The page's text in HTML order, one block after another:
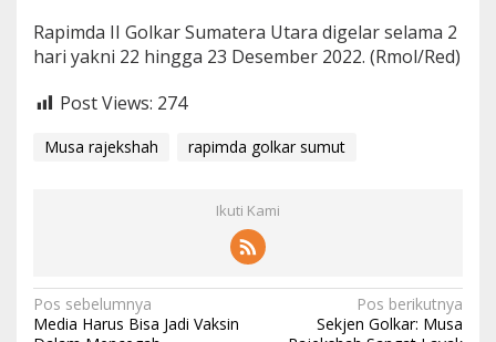
Rapimda II Golkar Sumatera Utara digelar selama 2
hari yakni 22 hingga 23 Desember 2022. (Rmol/Red)
Post Views: 274
Musa rajekshah rapimda golkar sumut
Ikuti Kami
N
Pos sebelumnya
Media Harus Bisa Jadi Vaksin
Pos berikutnya
Sekjen Golkar: Musa